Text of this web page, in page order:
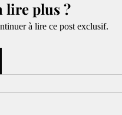
lire plus ?
à lire ce post exclusif.